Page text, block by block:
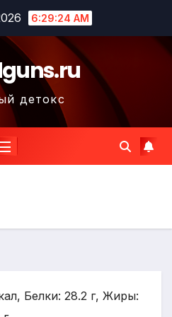
6:29:26 AM
детокс
Белки: 28.2 г, Жиры: